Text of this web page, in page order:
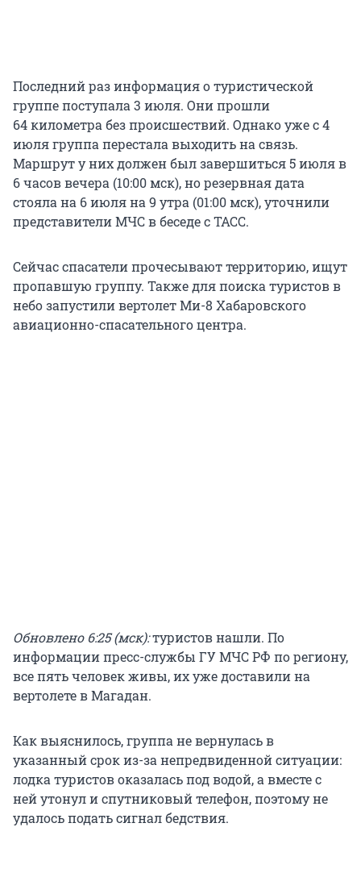
Последний раз информация о туристической
группе поступала 3 июля. Они прошли
64 километра без происшествий. Однако уже с 4
июля группа перестала выходить на связь.
Маршрут у них должен был завершиться 5 июля в
6 часов вечера (10:00 мск), но резервная дата
стояла на 6 июля на 9 утра (01:00 мск), уточнили
представители МЧС в беседе с ТАСС.
Сейчас спасатели прочесывают территорию, ищут
пропавшую группу. Также для поиска туристов в
небо запустили вертолет Ми-8 Хабаровского
авиационно-спасательного центра.
Обновлено 6:25 (мск):туристов нашли. По
информации пресс-службы ГУ МЧС РФ по региону,
все пять человек живы, их уже доставили на
вертолете в Магадан.
Как выяснилось, группа не вернулась в
указанный срок из-за непредвиденной ситуации:
лодка туристов оказалась под водой, а вместе с
ней утонул и спутниковый телефон, поэтому не
удалось подать сигнал бедствия.